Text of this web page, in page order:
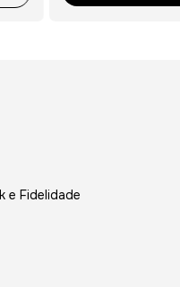
e Fidelidade